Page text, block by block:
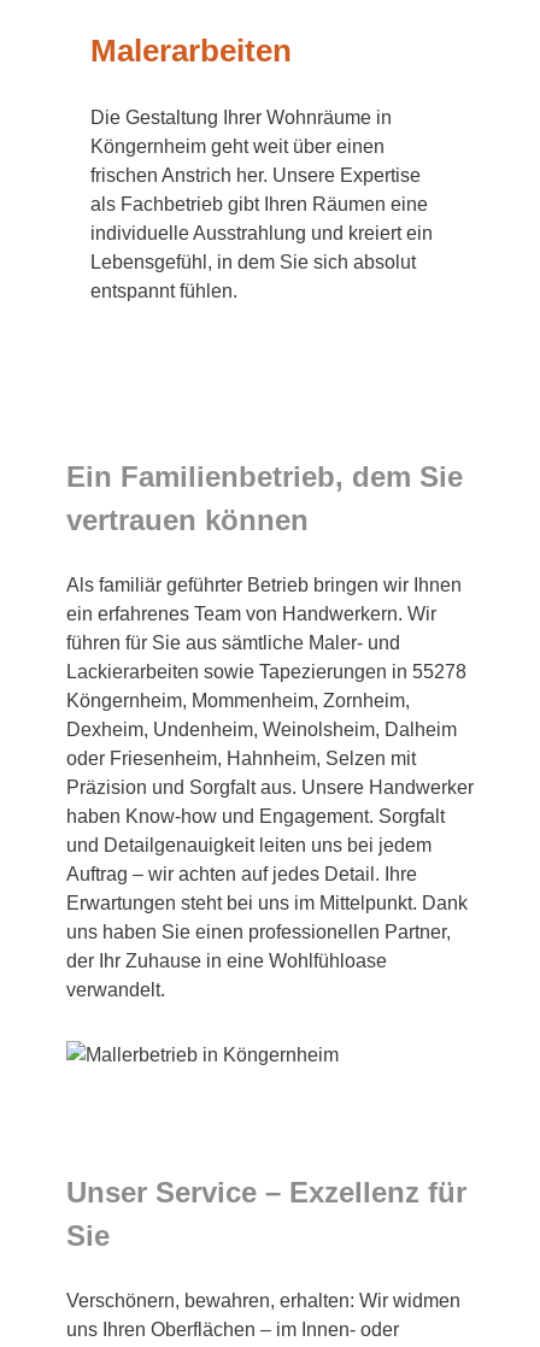
Malerarbeiten
Die Gestaltung Ihrer Wohnräume in
Köngernheim geht weit über einen
frischen Anstrich her. Unsere Expertise
als Fachbetrieb gibt Ihren Räumen eine
individuelle Ausstrahlung und kreiert ein
Lebensgefühl, in dem Sie sich absolut
entspannt fühlen.
Ein Familienbetrieb, dem Sie
vertrauen können
Als familiär geführter Betrieb bringen wir Ihnen
ein erfahrenes Team von Handwerkern. Wir
führen für Sie aus sämtliche Maler- und
Lackierarbeiten sowie Tapezierungen in 55278
Köngernheim, Mommenheim, Zornheim,
Dexheim, Undenheim, Weinolsheim, Dalheim
oder Friesenheim, Hahnheim, Selzen mit
Präzision und Sorgfalt aus. Unsere Handwerker
haben Know-how und Engagement. Sorgfalt
und Detailgenauigkeit leiten uns bei jedem
Auftrag – wir achten auf jedes Detail. Ihre
Erwartungen steht bei uns im Mittelpunkt. Dank
uns haben Sie einen professionellen Partner,
der Ihr Zuhause in eine Wohlfühloase
verwandelt.
Unser Service – Exzellenz für
Sie
Verschönern, bewahren, erhalten: Wir widmen
uns Ihren Oberflächen – im Innen- oder